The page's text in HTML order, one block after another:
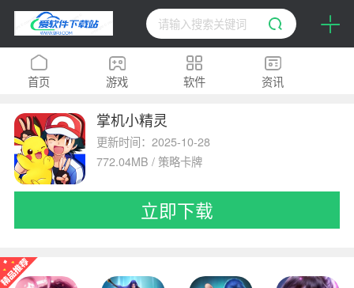
首页 游戏 软件 资讯
排行榜 专题
掌机小精灵
更新时间：2025-10-28
772.04MB / 策略卡牌
立即下载